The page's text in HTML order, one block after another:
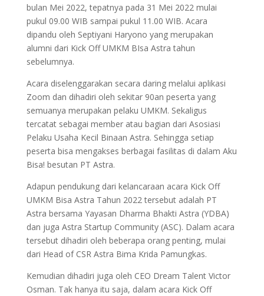
bulan Mei 2022, tepatnya pada 31 Mei 2022 mulai
pukul 09.00 WIB sampai pukul 11.00 WIB. Acara
dipandu oleh Septiyani Haryono yang merupakan
alumni dari Kick Off UMKM BIsa Astra tahun
sebelumnya.
Acara diselenggarakan secara daring melalui aplikasi
Zoom dan dihadiri oleh sekitar 90an peserta yang
semuanya merupakan pelaku UMKM. Sekaligus
tercatat sebagai member atau bagian dari Asosiasi
Pelaku Usaha Kecil Binaan Astra. Sehingga setiap
peserta bisa mengakses berbagai fasilitas di dalam Aku
Bisa! besutan PT Astra.
Adapun pendukung dari kelancaraan acara Kick Off
UMKM Bisa Astra Tahun 2022 tersebut adalah PT
Astra bersama Yayasan Dharma Bhakti Astra (YDBA)
dan juga Astra Startup Community (ASC). Dalam acara
tersebut dihadiri oleh beberapa orang penting, mulai
dari Head of CSR Astra Bima Krida Pamungkas.
Kemudian dihadiri juga oleh CEO Dream Talent Victor
Osman. Tak hanya itu saja, dalam acara Kick Off